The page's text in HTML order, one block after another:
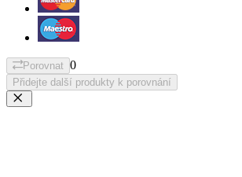
Porovnat 0
Přidejte další produkty k porovnání